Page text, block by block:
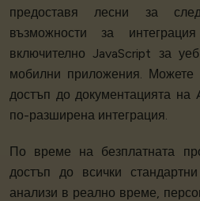
предоставя лесни за
възможности за
включително JavaScript за
мобилни приложения. Можете
достъп до документацията на
по-разширена интеграция.
По време на безплатната
достъп до всички
анализи в реално време,